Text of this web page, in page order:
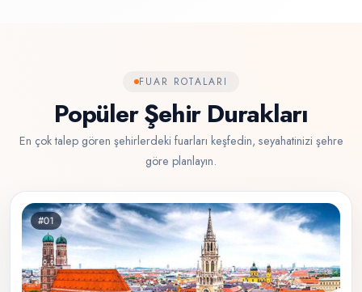
FUAR ROTALARI
Popüler Şehir Durakları
En çok talep gören şehirlerdeki fuarları keşfedin, seyahatinizi şehre
göre planlayın.
#01